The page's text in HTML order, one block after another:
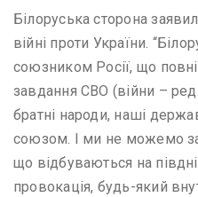
Білоруська сторона
війні проти України.
союзником Росії, що
завдання СВО (війни –
братні народи, наші
союзом. І ми не можемо
що відбуваються на
провокація, будь-який